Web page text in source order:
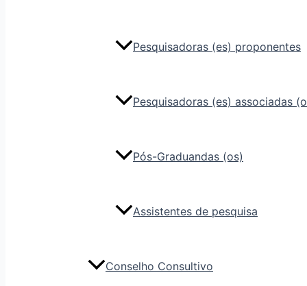
Pesquisadoras (es) proponentes
Pesquisadoras (es) associadas
Pós-Graduandas (os)
Assistentes de pesquisa
Conselho Consultivo